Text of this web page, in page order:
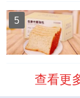
5
查看更